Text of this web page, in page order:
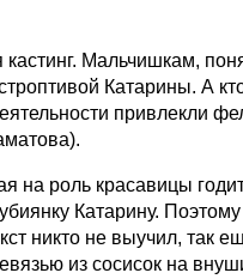
Мальчишкам,
Катарины. А
привлекли
на роль красавицы
Катарину.
никто не выучил, так
из сосисок на